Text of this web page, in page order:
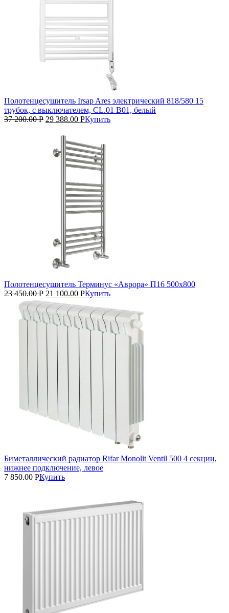
Полотенцесушитель Irsap Ares электрический 818/580 15
трубок, с выключателем, CL.01 B01, белый
37 200.00Р 29 388.00 РКупить
Полотенцесушитель Терминус «Аврора» П16 500х800
23 450.00Р 21 100.00 РКупить
Биметаллический радиатор Rifar Monolit Ventil 500 4 секции,
нижнее подключение, левое
7 850.00 РКупить